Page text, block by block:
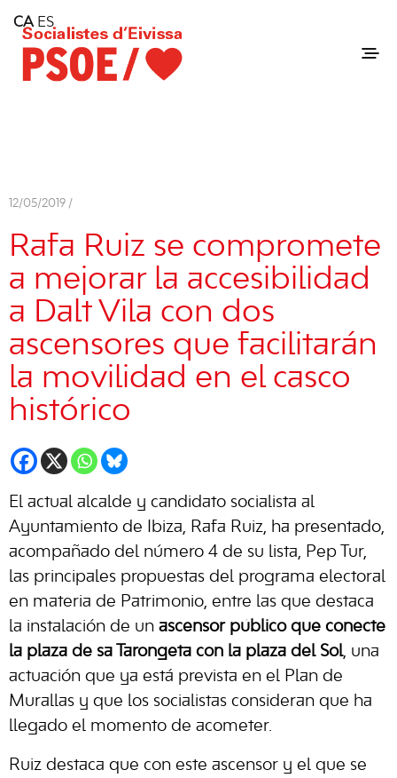
Consell Insular d'Eivissa
Services
Contact
12/05/2019 /
Rafa Ruiz se compromete
a mejorar la accesibilidad
a Dalt Vila con dos
ascensores que facilitarán
la movilidad en el casco
histórico
El actual alcalde y candidato socialista al
Ayuntamiento de Ibiza, Rafa Ruiz, ha presentado,
acompañado del número 4 de su lista, Pep Tur,
las principales propuestas del programa electoral
en materia de Patrimonio, entre las que destaca
la instalación de un ascensor público que conecte
la plaza de sa Tarongeta con la plaza del Sol, una
actuación que ya está prevista en el Plan de
Murallas y que los socialistas consideran que ha
llegado el momento de acometer.
Ruiz destaca que con este ascensor y el que se
CA ES